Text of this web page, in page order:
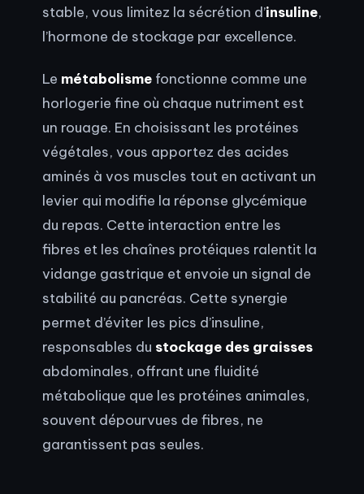
stable, vous limitez la sécrétion d’insuline,
l’hormone de stockage par excellence.
Le métabolisme fonctionne comme une
horlogerie fine où chaque nutriment est
un rouage. En choisissant les protéines
végétales, vous apportez des acides
aminés à vos muscles tout en activant un
levier qui modifie la réponse glycémique
du repas. Cette interaction entre les
fibres et les chaînes protéiques ralentit la
vidange gastrique et envoie un signal de
stabilité au pancréas. Cette synergie
permet d’éviter les pics d’insuline,
responsables du stockage des graisses
abdominales, offrant une fluidité
métabolique que les protéines animales,
souvent dépourvues de fibres, ne
garantissent pas seules.